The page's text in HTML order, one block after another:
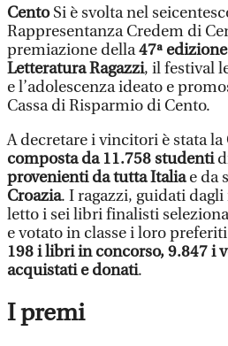
CentoSi è svolta nel
Rappresentanza Credem di
premiazione della47ª
Letteratura Ragazzi, il festival
e l’adolescenza ideato e
Cassa di Risparmio di Cento.
A decretare i vincitori è stata la
composta da 11.758 studenti
provenienti da tutta Italiae da
Croazia. I ragazzi, guidati
letto i sei libri finalisti
e votato in classe i loro
198 i libri in concorso, 9.847 i
acquistati e donati.
I premi